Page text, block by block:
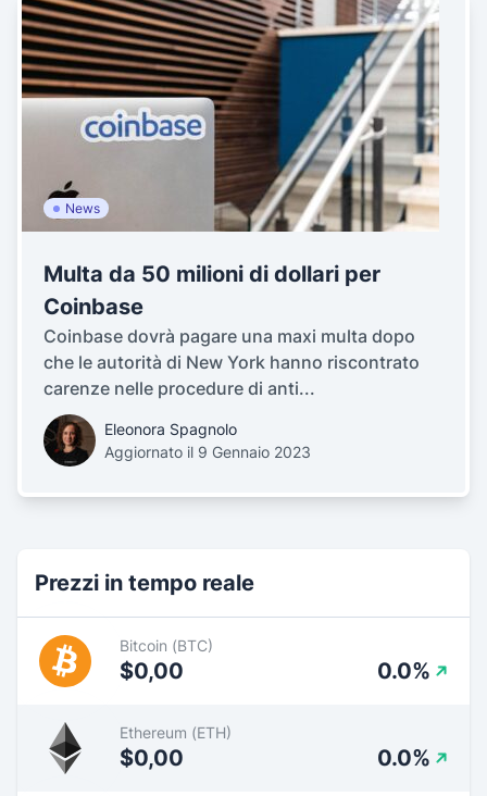
News
Multa da 50 milioni di dollari per
Coinbase
Coinbase dovrà pagare una maxi multa dopo
che le autorità di New York hanno riscontrato
carenze nelle procedure di anti...
Eleonora Spagnolo
Aggiornato il 9 Gennaio 2023
Prezzi in tempo reale
Bitcoin (BTC)
$0,00 0.0%
Ethereum (ETH)
$0,00 0.0%